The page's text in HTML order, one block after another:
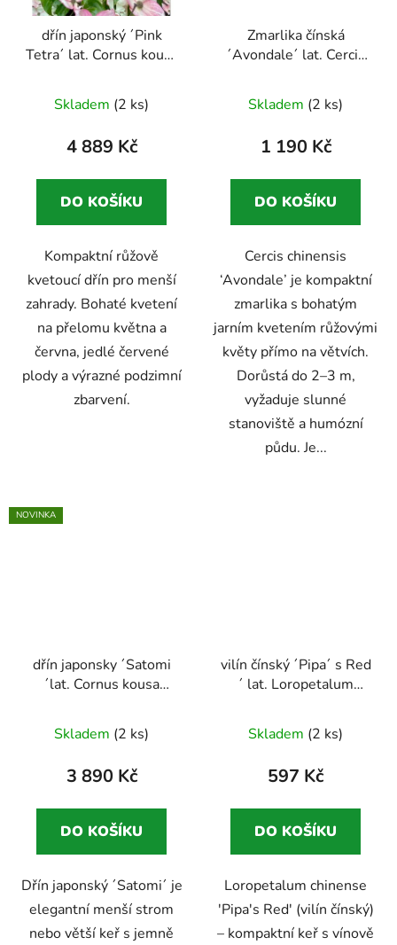
dřín japonský ´Pink
Tetra´ lat. Cornus kousa
kvetoucí dřín do menší
zahrady
Skladem (2 ks)
4 889 Kč
DO KOŠÍKU
Kompaktní růžově
kvetoucí dřín pro menší
zahrady. Bohaté kvetení
na přelomu května a
června, jedlé červené
plody a výrazné podzimní
zbarvení.
Zmarlika čínská
´Avondale´ lat. Cercis
zmarlika s bohatým
růžovým kvetením
Skladem (2 ks)
1 190 Kč
DO KOŠÍKU
Cercis chinensis
‘Avondale’ je kompaktní
zmarlika s bohatým
jarním kvetením růžovými
květy přímo na větvích.
Dorůstá do 2–3 m,
vyžaduje slunné
stanoviště a humózní
půdu. Je...
NOVINKA
dřín japonsky ´Satomi
´lat. Cornus kousa
kvetením a podzimními
barvami
Skladem (2 ks)
3 890 Kč
DO KOŠÍKU
Dřín japonský ´Satomi´ je
elegantní menší strom
nebo větší keř s jemně
vilín čínský ´Pipa´ s Red
´ lat. Loropetalum
hodnocení
produktu
5,0
z
hvězdiček.
Skladem (2 ks)
597 Kč
DO KOŠÍKU
Loropetalum chinense
'Pipa's Red' (vilín čínský)
– kompaktní keř s vínově